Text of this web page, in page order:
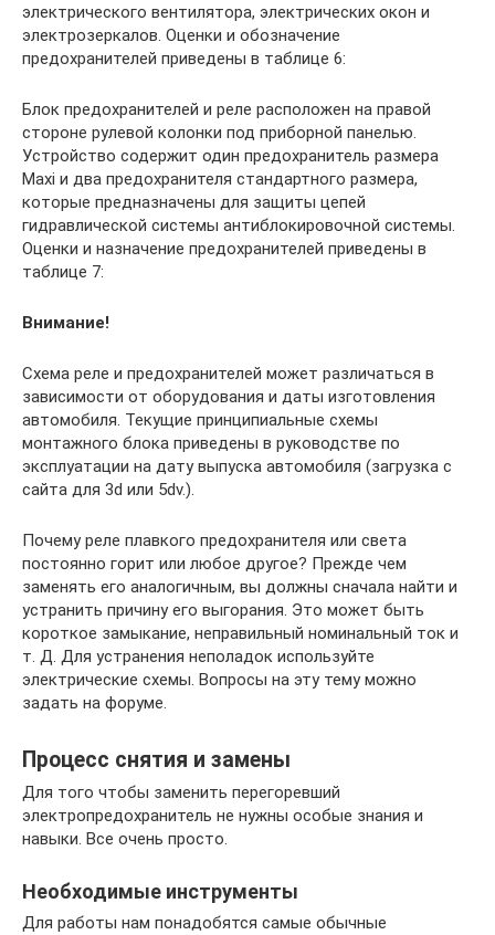
электрического вентилятора, электрических окон и
электрозеркалов. Оценки и обозначение
предохранителей приведены в таблице 6:
Блок предохранителей и реле расположен на правой
стороне рулевой колонки под приборной панелью.
Устройство содержит один предохранитель размера
Maxi и два предохранителя стандартного размера,
которые предназначены для защиты цепей
гидравлической системы антиблокировочной системы.
Оценки и назначение предохранителей приведены в
таблице 7:
Внимание!
Схема реле и предохранителей может различаться в
зависимости от оборудования и даты изготовления
автомобиля. Текущие принципиальные схемы
монтажного блока приведены в руководстве по
эксплуатации на дату выпуска автомобиля (загрузка с
сайта для 3d или 5dv.).
Почему реле плавкого предохранителя или света
постоянно горит или любое другое? Прежде чем
заменять его аналогичным, вы должны сначала найти и
устранить причину его выгорания. Это может быть
короткое замыкание, неправильный номинальный ток и
т. Д. Для устранения неполадок используйте
электрические схемы. Вопросы на эту тему можно
задать на форуме.
Процесс снятия и замены
Для того чтобы заменить перегоревший
электропредохранитель не нужны особые знания и
навыки. Все очень просто.
Необходимые инструменты
Для работы нам понадобятся самые обычные